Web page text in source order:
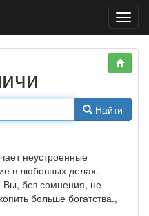
Найти
неустроенные
в любовных делах.
Вы, без сомнения, не
больше богатства.,